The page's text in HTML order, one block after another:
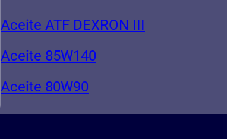
Aceite ATF DEXRON III
Aceite 85W140
Aceite 80W90